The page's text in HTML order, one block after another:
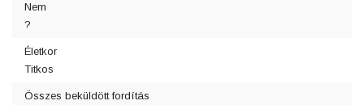
Nem
?
Életkor
Titkos
Összes beküldött fordítás